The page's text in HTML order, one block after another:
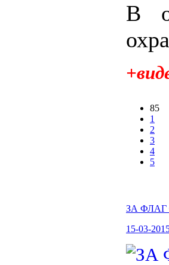
В
85
1
2
3
4
5
ЗА ФЛАГ
15-03-